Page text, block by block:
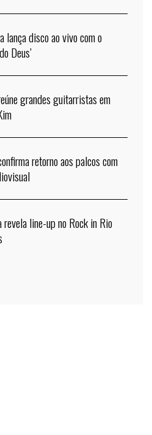
lança disco ao vivo com o
Deus’
grandes guitarristas em
retorno aos palcos com
revela line-up no Rock in Rio